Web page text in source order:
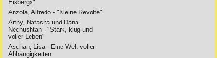
Eisbergs"
Anzola, Alfredo - "Kleine Revolte"
Arthy, Natasha und Dana
Nechushtan - "Stark, klug und
voller Leben"
Aschan, Lisa - Eine Welt voller
Abhängigkeiten